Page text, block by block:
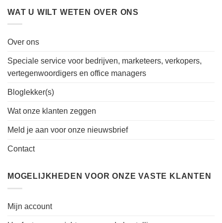
WAT U WILT WETEN OVER ONS
Over ons
Speciale service voor bedrijven, marketeers, verkopers,
vertegenwoordigers en office managers
Bloglekker(s)
Wat onze klanten zeggen
Meld je aan voor onze nieuwsbrief
Contact
MOGELIJKHEDEN VOOR ONZE VASTE KLANTEN
Mijn account